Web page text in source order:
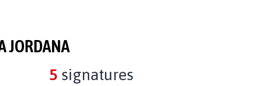
JORDANA
5 signatures